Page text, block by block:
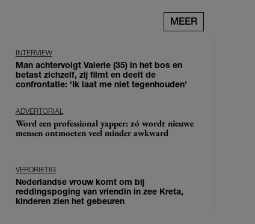
MEER
INTERVIEW
Man achtervolgt Valerie (35) in het bos en
betast zichzelf, zij filmt en deelt de
confrontatie: 'Ik laat me niet tegenhouden'
ADVERTORIAL
Word een professional yapper: zó wordt nieuwe
mensen ontmoeten veel minder awkward
VERDRIETIG
Nederlandse vrouw komt om bij
reddingspoging van vriendin in zee Kreta,
kinderen zien het gebeuren